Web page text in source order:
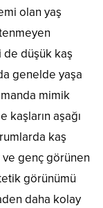
olan yaş
de düşük kaş
genelde yaşa
mimik
kaşların aşağı
kaş
ve genç görünen
görünümü
daha kolay